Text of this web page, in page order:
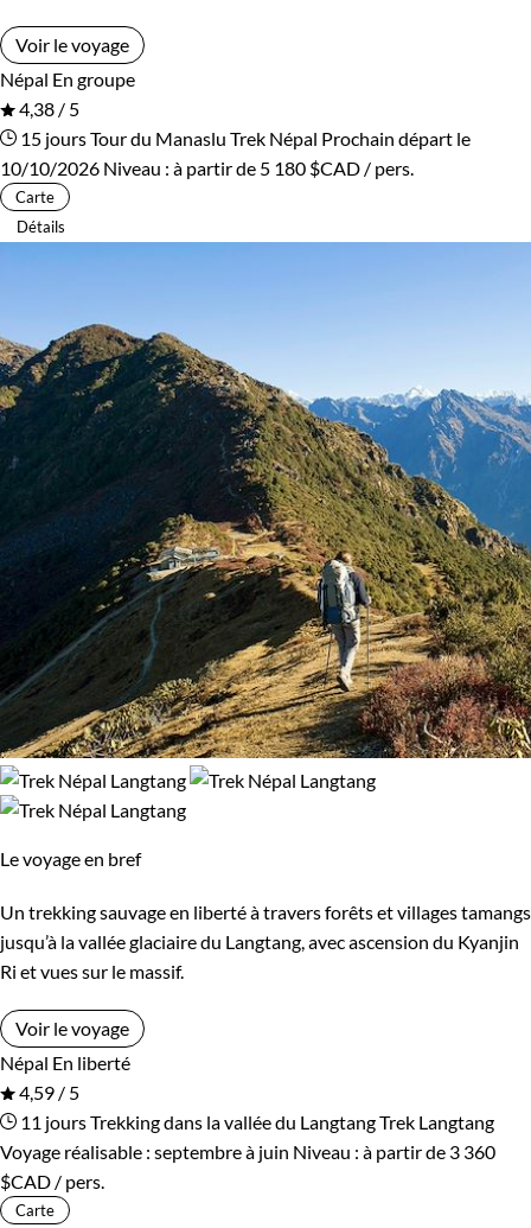
Voir le voyage
Népal En groupe
4,38 / 5
15 joursTour du Manaslu Trek Népal Prochain départ le
10/10/2026 Niveau : à partir de 5 180 $CAD / pers.
Carte
Détails
Le voyage en bref
Un trekking sauvage en liberté à travers forêts et villages tamangs
jusqu’à la vallée glaciaire du Langtang, avec ascension du Kyanjin
Ri et vues sur le massif.
Voir le voyage
Népal En liberté
4,59 / 5
11 joursTrekking dans la vallée du LangtangTrek Langtang
Voyage réalisable : septembre à juin Niveau : à partir de 3 360
$CAD / pers.
Carte